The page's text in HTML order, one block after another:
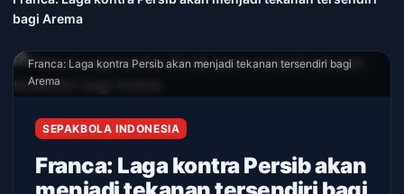
bagi Arema
Franca: Laga kontra Persib akan menjadi tekanan tersendiri bagi
Arema
SEPAKBOLA INDONESIA
Franca: Laga kontra Persib akan